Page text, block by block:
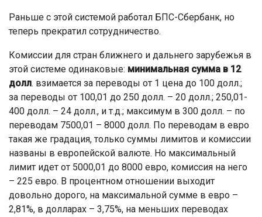
Раньше с этой системой работал БПС-Сбербанк, но
теперь прекратил сотрудничество.
Комиссии для стран ближнего и дальнего зарубежья в
этой системе одинаковые: минимальная сумма в 12
долл. взимается за переводы от 1 цена до 100 долл.;
за переводы от 100,01 до 250 долл. – 20 долл.; 250,01-
400 долл. – 24 долл., и т.д.; максимум в 300 долл. – по
переводам 7500,01 – 8000 долл. По переводам в евро
такая же градация, только суммы лимитов и комиссии
названы в европейской валюте. Но максимальный
лимит идет от 5000,01 до 8000 евро, комиссия на него
– 225 евро. В процентном отношении выходит
довольно дорого, на максимальной сумме в евро –
2,81%, в долларах – 3,75%, на меньших переводах